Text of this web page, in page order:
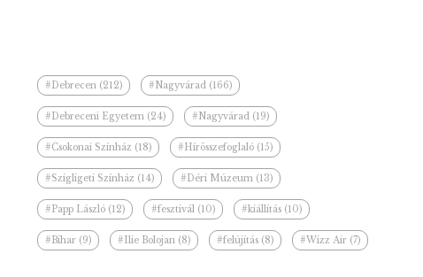
#Debrecen (212) #Nagyvárad (166)
#Debreceni Egyetem (24) #Nagyvárad (19)
#Csokonai Színház (18) #Hírösszefoglaló (15)
#Szigligeti Színház (14) #Déri Múzeum (13)
#Papp László (12) #fesztivál (10) #kiállítás (10)
#Bihar (9) #Ilie Bolojan (8) #felújítás (8) #Wizz Air (7)